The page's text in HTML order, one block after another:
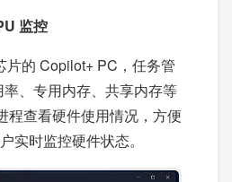
监控
片的 Copilot+ PC，任务管
、专用内存、共享内存等
程查看硬件使用情况，方便
实时监控硬件状态。